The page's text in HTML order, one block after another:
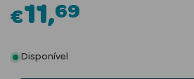
€11 69
Disponível